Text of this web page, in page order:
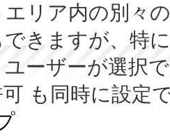
リア内の別々
きますが、特
ーザーが選択
も同時に設定